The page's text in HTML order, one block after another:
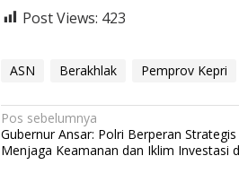
Post Views: 423
ASN Berakhlak Pemprov Kepri
N
a
Pos sebelumnya
Gubernur Ansar: Polri Berperan Strategis
Menjaga Keamanan dan Iklim Investasi